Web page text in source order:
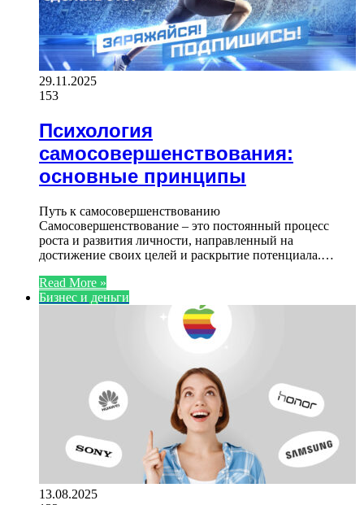
29.11.2025
153
Психология
самосовершенствования:
основные принципы
Путь к самосовершенствованию
Самосовершенствование – это постоянный процесс
роста и развития личности, направленный на
достижение своих целей и раскрытие потенциала.…
Read More »
Бизнес и деньги
13.08.2025